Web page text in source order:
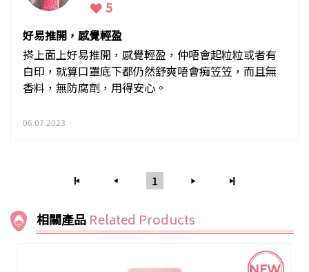
5
好易推開，感覺輕盈
搽上面上好易推開，感覺輕盈，仲唔會起粒粒或者有
白印，就算口罩底下都仍然舒爽唔會痴笠笠，而且無
香料，無防腐劑，用得安心。
06.07.2023
1
相關產品 Related Products